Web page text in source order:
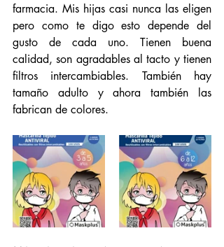
farmacia. Mis hijas casi nunca las eligen
pero como te digo esto depende del
gusto de cada uno. Tienen buena
calidad, son agradables al tacto y tienen
filtros intercambiables. También hay
tamaño adulto y ahora también las
fabrican de colores.